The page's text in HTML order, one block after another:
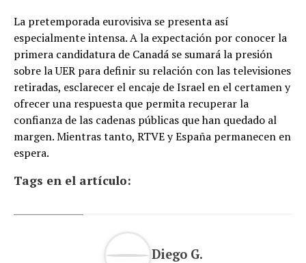
La pretemporada eurovisiva se presenta así
especialmente intensa. A la expectación por conocer la
primera candidatura de Canadá se sumará la presión
sobre la UER para definir su relación con las televisiones
retiradas, esclarecer el encaje de Israel en el certamen y
ofrecer una respuesta que permita recuperar la
confianza de las cadenas públicas que han quedado al
margen. Mientras tanto, RTVE y España permanecen en
espera.
Tags en el artículo:
Diego G.